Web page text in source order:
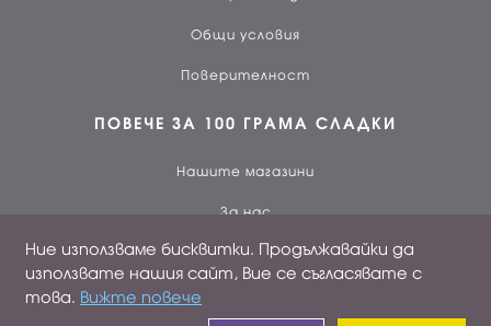
Общи условия
Поверителност
ПОВЕЧЕ ЗА 100 ГРАМА СЛАДКИ
Нашите магазини
За нас
Работа при нас
Лоялен клиент
Ние използваме бисквитки. Продължавайки да
използвате нашия сайт, Вие се съгласявате с
това. Вижте повече